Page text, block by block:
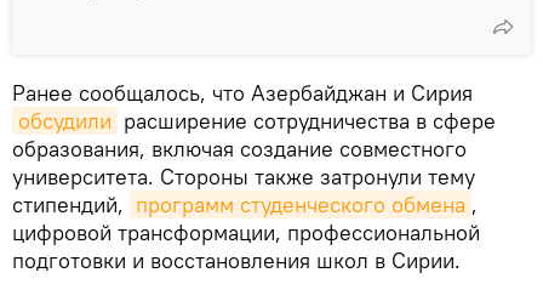
Ранее сообщалось, что Азербайджан и Сирия
обсудили расширение сотрудничества в сфере
образования, включая создание совместного
университета. Стороны также затронули тему
стипендий, программ студенческого обмена ,
цифровой трансформации, профессиональной
подготовки и восстановления школ в Сирии.